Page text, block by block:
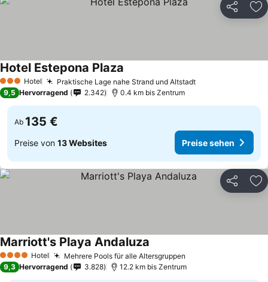
Teilen
3 SterneHotel Praktische Lage nahe Strand und Altstadt
Hotel Estepona Plaza
9,5 Hervorragend 2.342 0.4 km bis Zentrum
Ab 135 €
Preise von 13 Websites Preise sehen
Teilen
4 Sterne Hotel Mehrere Pools für alle Altersgruppen
Marriott's Playa Andaluza
9,3 Hervorragend 3.828 12.2 km bis Zentrum